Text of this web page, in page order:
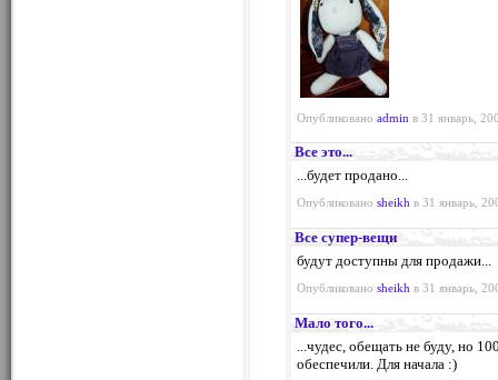
Опубликовано admin в 31 январь,
Все это...
...будет продано...
Опубликовано sheikh в 31 январь,
Все супер-вещи
будут доступны для продажи...
Опубликовано sheikh в 31 январь,
Мало того...
...чудес, обещать не буду, но
обеспечили. Для начала :)